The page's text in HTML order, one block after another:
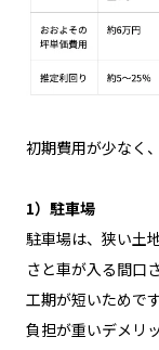
初期費用が少なく
1）駐車場
駐車場は、狭い土
さと車が入る間口
工期が短いためで
負担が重いデメリ